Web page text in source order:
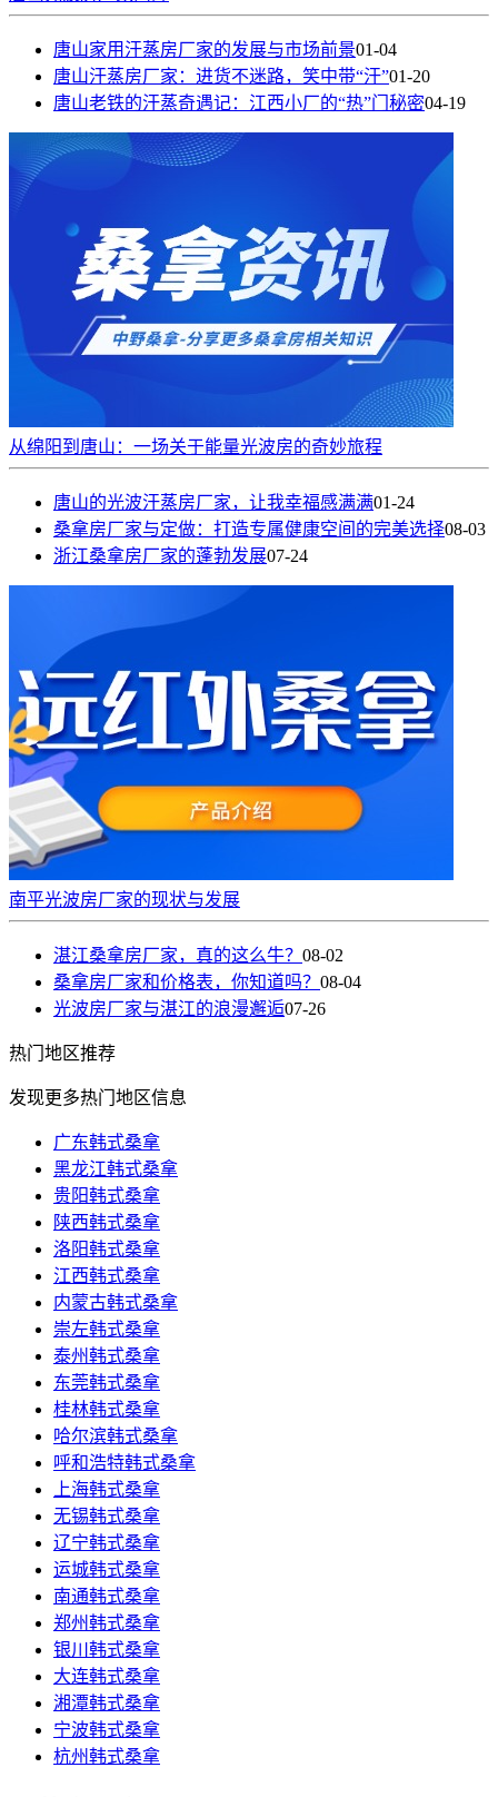
唐山家用汗蒸房厂家的发展与市场前景01-04
唐山汗蒸房厂家：进货不迷路，笑中带“汗”01-20
唐山老铁的汗蒸奇遇记：江西小厂的“热”门秘密04-19
从绵阳到唐山：一场关于能量光波房的奇妙旅程
唐山的光波汗蒸房厂家，让我幸福感满满01-24
桑拿房厂家与定做：打造专属健康空间的完美选择08-03
浙江桑拿房厂家的蓬勃发展07-24
南平光波房厂家的现状与发展
湛江桑拿房厂家，真的这么牛？ 08-02
桑拿房厂家和价格表，你知道吗？ 08-04
光波房厂家与湛江的浪漫邂逅07-26
热门 地区推荐
发现更多热门地区信息
广东韩式桑拿
黑龙江韩式桑拿
贵阳韩式桑拿
陕西韩式桑拿
洛阳韩式桑拿
江西韩式桑拿
内蒙古韩式桑拿
崇左韩式桑拿
泰州韩式桑拿
东莞韩式桑拿
桂林韩式桑拿
哈尔滨韩式桑拿
呼和浩特韩式桑拿
上海韩式桑拿
无锡韩式桑拿
辽宁韩式桑拿
运城韩式桑拿
南通韩式桑拿
郑州韩式桑拿
银川韩式桑拿
大连韩式桑拿
湘潭韩式桑拿
宁波韩式桑拿
杭州韩式桑拿